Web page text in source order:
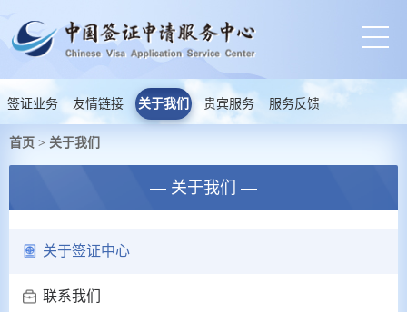
签证业务 友情链接 关于我们 贵宾服务 服务反馈
首页 > 关于我们
— 关于我们 —
关于签证中心
联系我们